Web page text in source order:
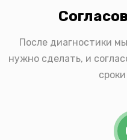
После диагностики
нужно сделать, и